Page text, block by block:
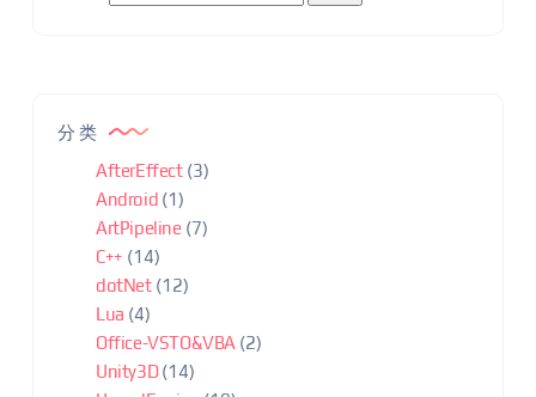
分类
AfterEffect(3)
Android (1)
ArtPipeline (7)
C++ (14)
dotNet(12)
Lua (4)
Office-VSTO&VBA (2)
Unity3D(14)